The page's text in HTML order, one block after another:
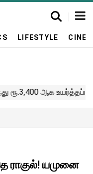
LIFESTYLE
ராகுல்! யமுனை